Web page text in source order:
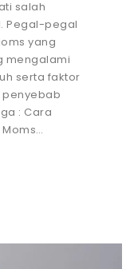
salah
Pegal-pegal
yang
mengalami
serta faktor
: Cara